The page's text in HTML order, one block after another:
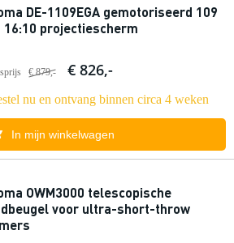
DE-1109EGA gemotoriseerd 109
16:10 projectiescherm
€ 879,- € 826,-
nu en ontvang binnen circa 4 weken
In mijn winkelwagen
OWM3000 telescopische
voor ultra-short-throw